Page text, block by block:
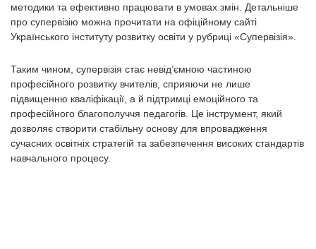
методики та ефективно працювати в умовах змін. Детальніше
про супервізію можна прочитати на офіційному сайті
Українського інституту розвитку освіти у рубриці «Супервізія».
Таким чином, супервізія стає невід’ємною частиною
професійного розвитку вчителів, сприяючи не лише
підвищенню кваліфікації, а й підтримці емоційного та
професійного благополуччя педагогів. Це інструмент, який
дозволяє створити стабільну основу для впровадження
сучасних освітніх стратегій та забезпечення високих стандартів
навчального процесу.